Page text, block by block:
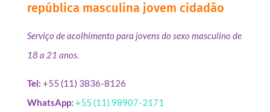
república masculina jovem cidadão
Serviço de acolhimento para jovens do sexo masculino de
18 a 21 anos.
Tel: +55 (11) 3836-8126
WhatsApp: +55 (11) 98907-2171